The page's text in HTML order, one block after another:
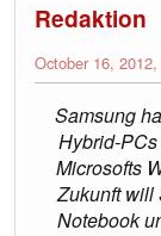
Redaktion
October 16,
Samsung
Hybrid-
Microsofts
Zukunft will
Notebook